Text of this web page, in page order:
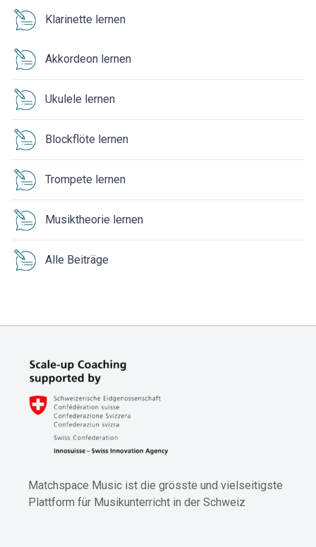
Klarinette lernen
Akkordeon lernen
Ukulele lernen
Blockflöte lernen
Trompete lernen
Musiktheorie lernen
Alle Beiträge
Matchspace Music ist die grösste und vielseitigste
Plattform für Musikunterricht in der Schweiz